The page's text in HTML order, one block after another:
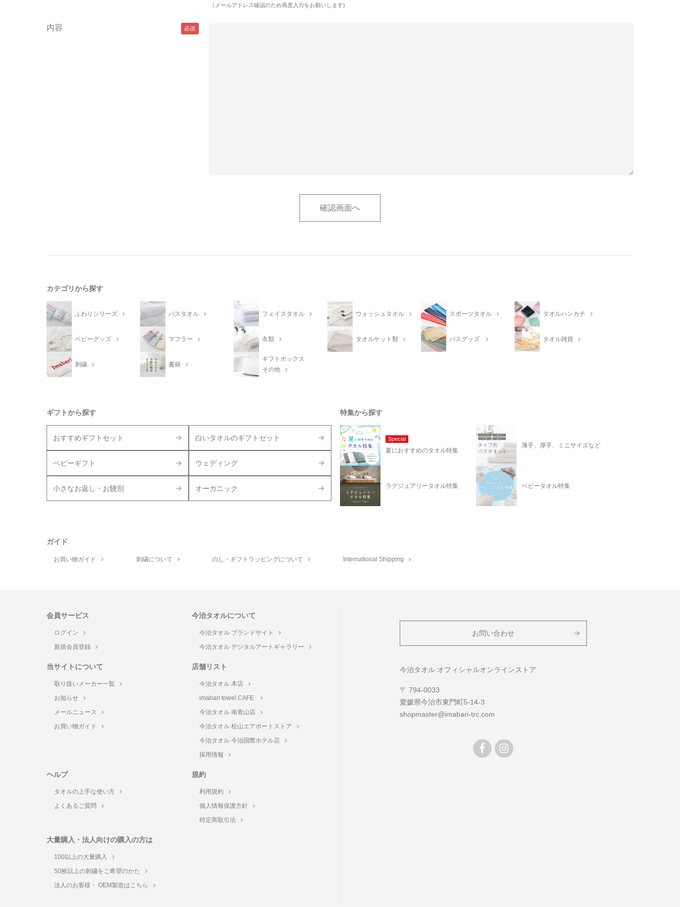
（メールアドレス確認のため再度入力をお願いします)
内容
カテゴリから探す
ふわりシリーズ バスタオル フェイスタオル ウォッシュタオル スポーツタオル タオルハンカチ
ベビーグッズ マフラー 衣類 タオルケット類 バスグッズ タオル雑貨
刺繍 書籍
ギフトボックス
その他
ギフトから探す
おすすめギフトセット 白いタオルのギフトセット
ベビーギフト ウェディング
小さなお返し・お餞別 オーガニック
特集から探す
Special
夏におすすめのタオル特集
薄手、厚手、ミニサイズなど
ラグジュアリータオル特集 ベビータオル特集
ガイド
お買い物ガイド 刺繍について のし・ギフトラッピングについて International Shipping
会員サービス
ログイン
新規会員登録
今治タオルについて
今治タオル ブランドサイト
今治タオル デジタルアートギャラリー
当サイトについて
取り扱いメーカー一覧
お知らせ
メールニュース
お買い物ガイド
店舗リスト
今治タオル 本店
imabari towel CAFE
今治タオル 南青山店
今治タオル 松山エアポートストア
今治タオル 今治国際ホテル店
採用情報
ヘルプ
タオルの上手な使い方
よくあるご質問
規約
利用規約
個人情報保護方針
特定商取引法
大量購入・法人向けの購入の方は
100以上の大量購入
50枚以上の刺繍をご希望のかた
法人のお客様・ OEM製造はこちら
お問い合わせ
今治タオル オフィシャルオンラインストア
〒 794-0033
愛媛県今治市東門町5-14-3
shopmaster@imabari-trc.com